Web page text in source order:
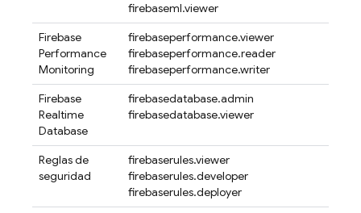
firebaseml.viewer
Firebase
Performance
Monitoring
firebaseperformance.viewer
firebaseperformance.reader
firebaseperformance.writer
Firebase
Realtime
Database
firebasedatabase.admin
firebasedatabase.viewer
Reglas de
seguridad
firebaserules.viewer
firebaserules.developer
firebaserules.deployer